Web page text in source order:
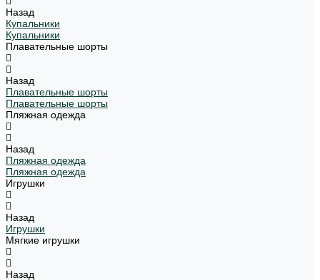
Назад
Купальники
Купальники
Плавательные шорты
Назад
Плавательные шорты
Плавательные шорты
Пляжная одежда
Назад
Пляжная одежда
Пляжная одежда
Игрушки
Назад
Игрушки
Мягкие игрушки
Назад